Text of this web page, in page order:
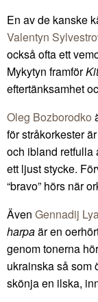
En av de kanske
Valentyn
också ofta ett
Mykytyn framför
eftertänksamhet
Oleg Bozborodko
för stråkorkester
och ibland retfulla
ett ljust stycke.
“bravo” hörs när
Även Gennadij
harpaär en
genom tonerna
ukrainska så som
skönja en ilska,